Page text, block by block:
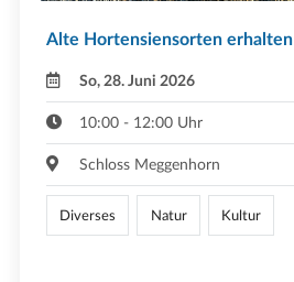
Alte Hortensiensorten erhalten
So, 28. Juni 2026
10:00 - 12:00 Uhr
Schloss Meggenhorn
Diverses Natur Kultur